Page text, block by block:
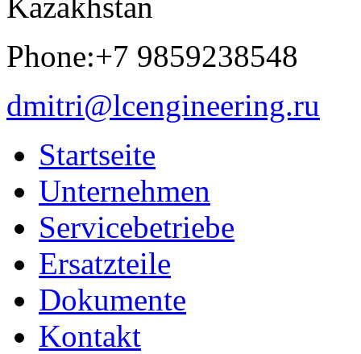
Phone:+7 9859238548
dmitri@lcengineering.ru
Startseite
Unternehmen
Servicebetriebe
Ersatzteile
Dokumente
Kontakt